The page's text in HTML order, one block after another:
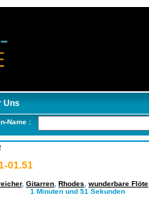
Uns
Name :
01.51
, Gitarren Rhodes wunderbare Flöte
1 Minuten und 51 Sekunden